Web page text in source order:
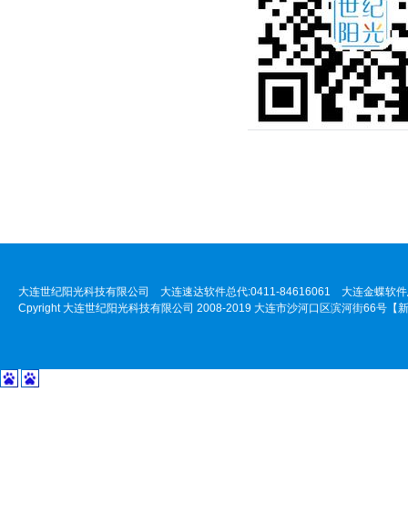
大连世纪阳光科技有限公司 大连速达软件总代:0411-84616061 大连金蝶软
Cpyright 大连世纪阳光科技有限公司 2008-2019 大连市沙河口区滨河街66号